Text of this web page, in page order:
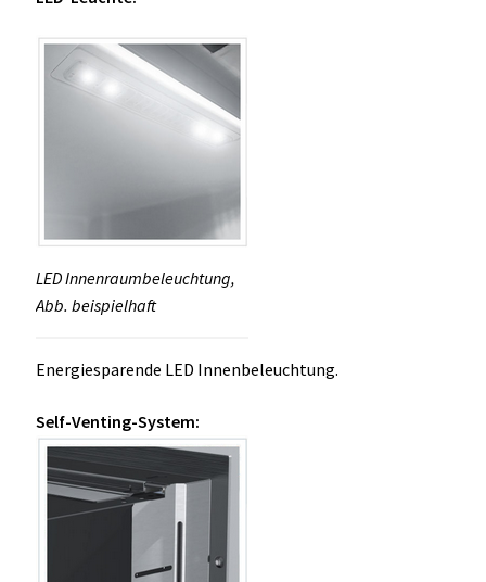
LED Innenraumbeleuchtung,
Abb. beispielhaft
Energiesparende LED Innenbeleuchtung.
Self-Venting-System: